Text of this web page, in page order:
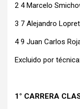
2 4 Marcelo
3 7 Alejandro
4 9 Juan
Excluido por
1° CARRERA